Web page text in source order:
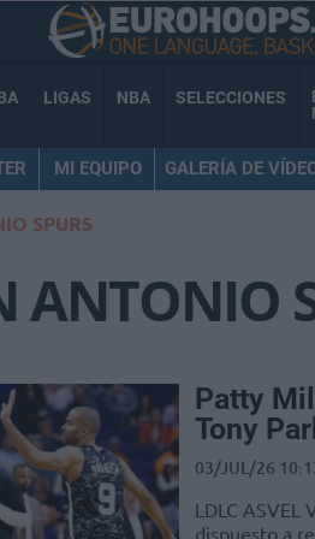
LIGAS NBA SELECCIONES
MI EQUIPO GALERÍA DE
SPURS
ANTONIO
Patty
Tony
03/JUL/26
LDLC ASVEL
dispuesto a